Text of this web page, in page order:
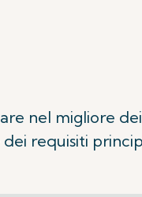
nel migliore
requisiti